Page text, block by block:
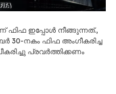
ഫിഫ ഇപ്പോൾ നീങ്ങുന്നത്.,
30-നകം ഫിഫ അംഗീകരിച്ച
പ്രവർത്തിക്കണം